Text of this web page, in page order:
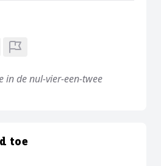
in de nul-vier-een-twee
toe